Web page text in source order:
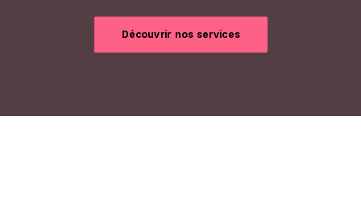
Découvrir nos services